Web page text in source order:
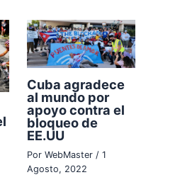
Cuba agradece
al mundo por
apoyo contra el
bloqueo de
EE.UU
Por WebMaster / 1
Agosto, 2022